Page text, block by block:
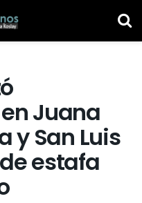
Juana
y San Luis
estafa